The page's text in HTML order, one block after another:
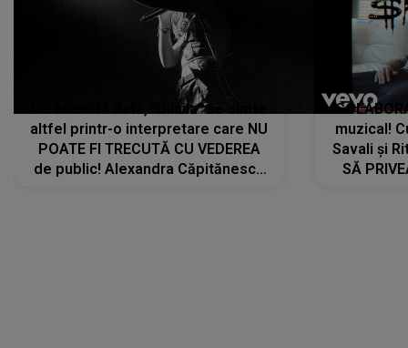
De această dată, "Dilaila" se simte
altfel printr-o interpretare care NU
POATE FI TRECUTĂ CU VEDEREA
de public! Alexandra Căpitănescu
muzical!
Savali și
SĂ